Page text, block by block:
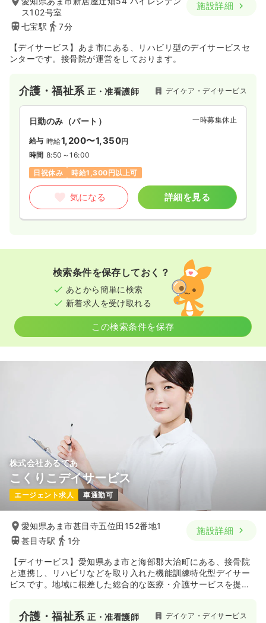
ス102号室
七宝駅
7分
施設詳細
【デイサービス】あま市にある、リハビリ型のデイサービスセ
ンターです。接骨院が運営をしております。
介護・福祉系正・准看護師 デイケア・デイサービス
日勤のみ（パート） 一時募集休止
給与 時給1,200〜1,350円
時間 8:50～16:00
日祝休み
時給1,300円以上可
気になる 詳細を見る
検索条件を保存しておく？
あとから簡単に検索
新着求人を受け取れる
この検索条件を保存
株式会社あるてあ
こくりこデイサービス
エージェント求人 車通勤可
愛知県あま市甚目寺五位田152番地1
甚目寺駅
1分
施設詳細
【デイサービス】愛知県あま市と海部郡大治町にある、接骨院
と連携し、リハビリなどを取り入れた機能訓練特化型デイサー
ビスです。地域に根差した総合的な医療・介護サービスを提供
介護・福祉系正・准看護師 デイケア・デイサービス